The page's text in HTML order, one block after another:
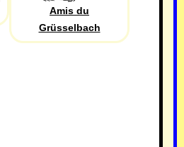
Amis du
Grüsselbach